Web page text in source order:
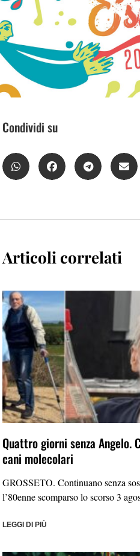
Condividi su
Articoli correlati
Quattro giorni senza Angelo.
cani molecolari
GROSSETO. Continuano senza
l’80enne scomparso lo scorso 3
LEGGI DI PIÙ